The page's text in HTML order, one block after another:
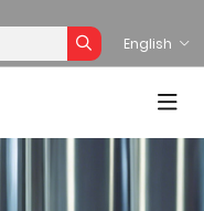
English